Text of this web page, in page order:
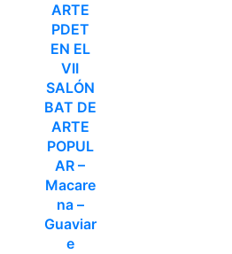
ARTE
PDET
EN EL
VII
SALÓN
BAT DE
ARTE
POPUL
AR –
Macare
na –
Guaviar
e